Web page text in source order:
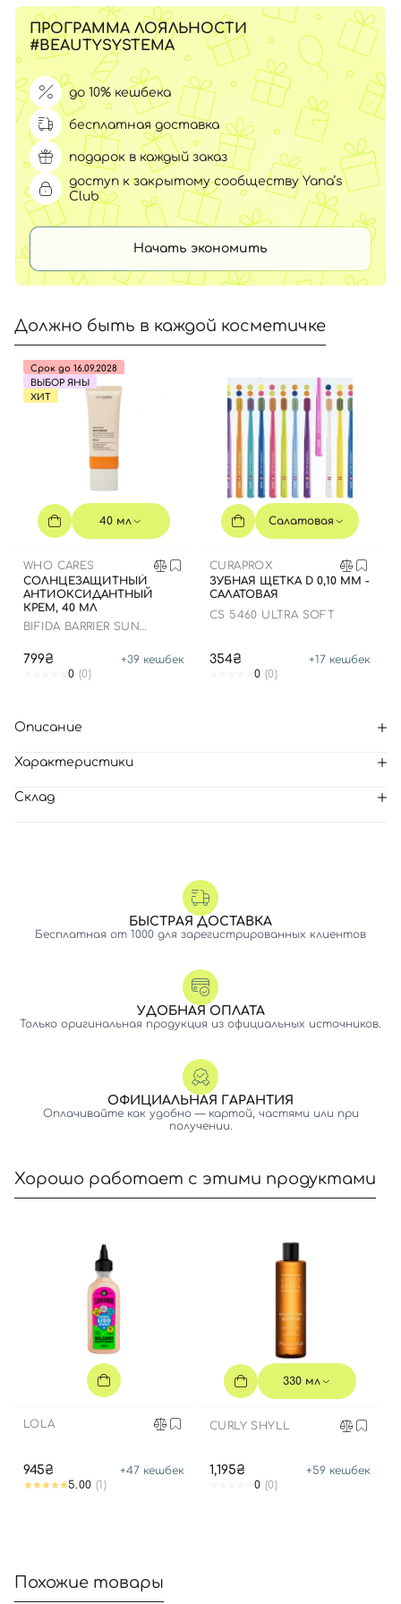
ПРОГРАММА ЛОЯЛЬНОСТИ
#BEAUTYSYSTEMA
до 10% кешбека
бесплатная доставка
подарок в каждый заказ
доступ к закрытому сообществу Yana’s
Club
Начать экономить
Должно быть в каждой косметичке
Срок до 16.09.2028
ВЫБОР ЯНЫ
ХИТ
40 мл
WHO CARES
СОЛНЦЕЗАЩИТНЫЙ
АНТИОКСИДАНТНЫЙ
КРЕМ, 40 МЛ
BIFIDA BARRIER SUN
799₴ +39 кешбек
0 (0)
Салатовая
CURAPROX
ЗУБНАЯ ЩЕТКА D 0,10 ММ -
САЛАТОВАЯ
CS 5460 ULTRA SOFT
354₴ +17 кешбек
0 (0)
Описание
Характеристики
Склад
БЫСТРАЯ ДОСТАВКА
Бесплатная от 1000 для зарегистрированных клиентов
УДОБНАЯ ОПЛАТА
Только оригинальная продукция из официальных источников.
ОФИЦИАЛЬНАЯ ГАРАНТИЯ
Оплачивайте как удобно — картой, частями или при
получении.
Хорошо работает с этими продуктами
LOLA
945₴ +47 кешбек
5.00 (1)
330 мл
CURLY SHYLL
1,195₴ +59 кешбек
0 (0)
Похожие товары